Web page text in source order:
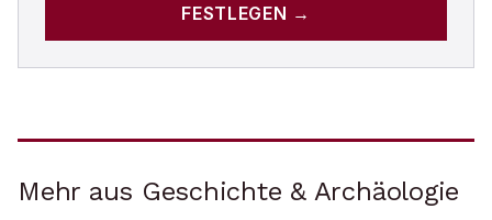
FESTLEGEN →
Mehr aus Geschichte & Archäologie